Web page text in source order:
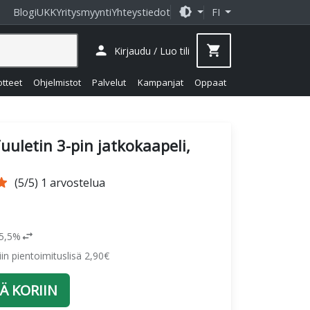
BlogiUKKYritysmyyntiYhteystiedot brightness_medium FI
Ohjelmistot Palvelut Kampanjat Oppaat
person Kirjaudu / Luo tili shopping_cart
3-pin jatkokaapeli,
(5/5) 1 arvostelua
swap_horiz
pientoimituslisä 2,90€
KORIIN